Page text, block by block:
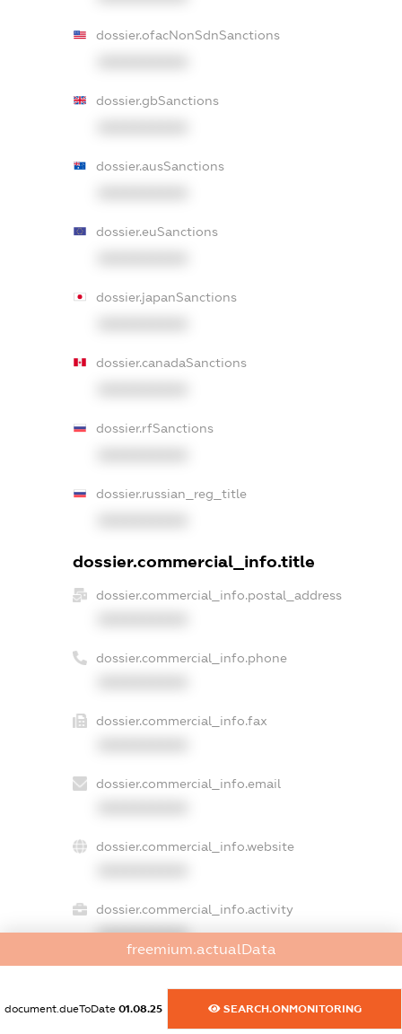
dossier.ofacNonSdnSanctions
dossier.gbSanctions
dossier.ausSanctions
dossier.euSanctions
dossier.japanSanctions
dossier.canadaSanctions
dossier.rfSanctions
dossier.russian_reg_title
dossier.commercial_info.title
dossier.commercial_info.postal_address
dossier.commercial_info.phone
dossier.commercial_info.fax
dossier.commercial_info.email
dossier.commercial_info.website
dossier.commercial_info.activity
XXXXXXXXXX
freemium.exampleText_1
freemium.exampleText_2
freemium.actualData
document.dueToDate 01.08.25 SEARCH.ONMONITORING